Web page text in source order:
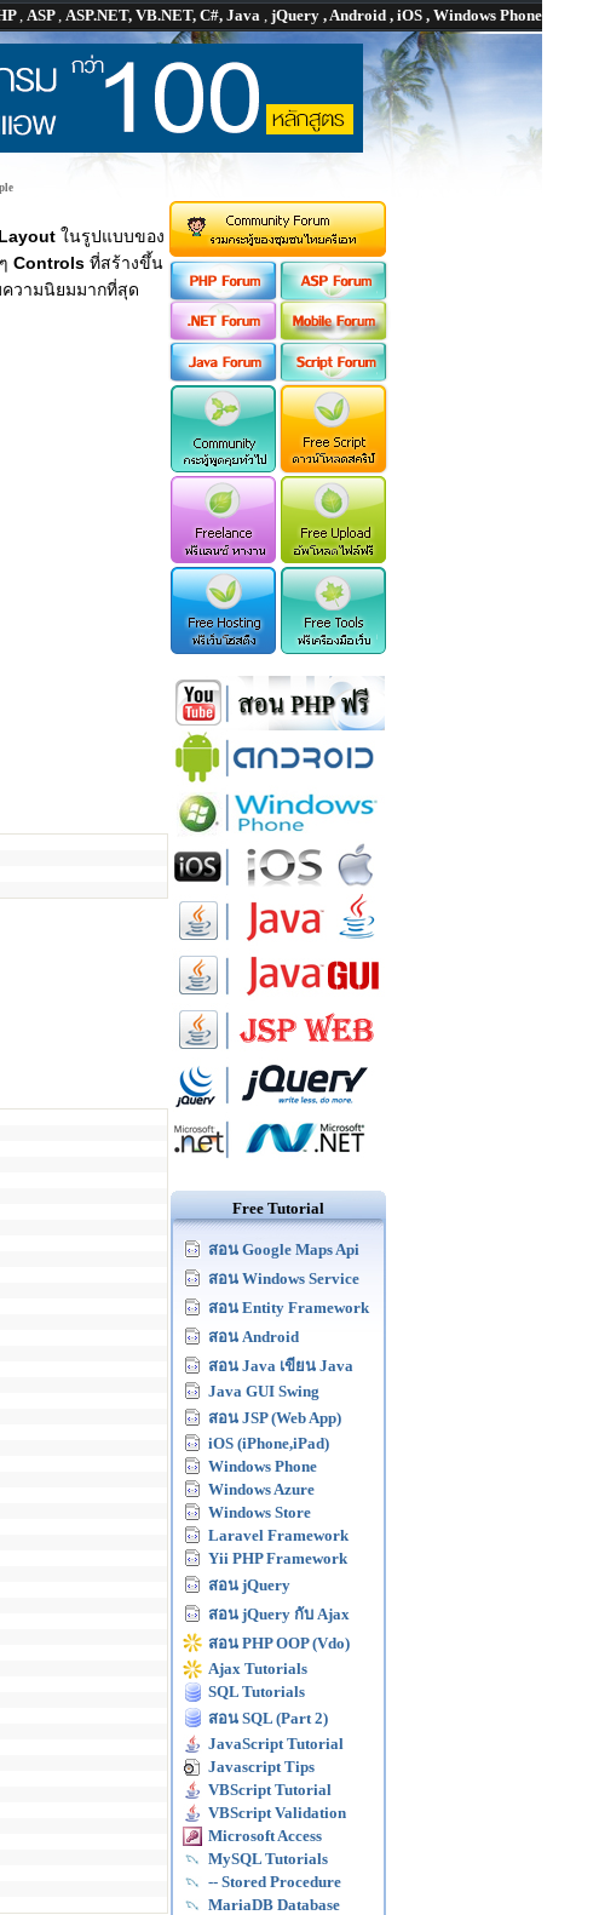
, ASP, ASP.NET, VB.NET, C#, Java , jQuery , Android , iOS , Windows Phone
Layout ในรูปแบบของ
Controls ที่สร้างขึ้น
ความนิยมมากที่สุด
Free Tutorial
สอน Google Maps Api
สอน Windows Service
สอน Entity Framework
สอน Android
สอน Java เขียน Java
Java GUI Swing
สอน JSP (Web App)
iOS (iPhone,iPad)
Windows Phone
Windows Azure
Windows Store
Laravel Framework
Yii PHP Framework
สอน jQuery
สอน jQuery กับ Ajax
สอน PHP OOP (Vdo)
Ajax Tutorials
SQL Tutorials
สอน SQL (Part 2)
JavaScript Tutorial
Javascript Tips
VBScript Tutorial
VBScript Validation
Microsoft Access
MySQL Tutorials
-- Stored Procedure
MariaDB Database